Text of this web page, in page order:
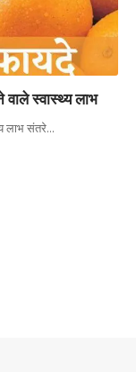
स्वास्थ्य लाभ
लाभ संतरे…